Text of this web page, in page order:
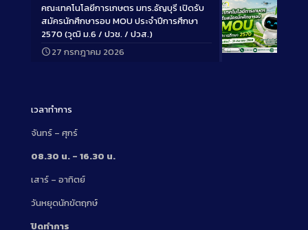
Long
คณะเทคโนโลยีการเกษตร มทร.ธัญบุรี เปิดรับ
สมัครนักศึกษารอบ MOU ประจำปีการศึกษา
2570 (วุฒิ ม.6 / ปวช. / ปวส.)
27 กรกฎาคม 2026
เวลาทำการ
จันทร์ – ศุกร์
08.30 น. – 16.30 น.
เสาร์ – อาทิตย์
วันหยุดนักขัตฤกษ์
ปิดทำการ